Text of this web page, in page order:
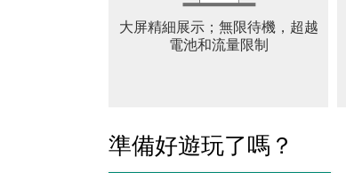
※需網路連線才能遊玩，可能會有網
※請勿長時間持續使用，並請適度休
使用條款:https://support.drmario-
大屏精細展示；無限待機，超越
電池和流量限制
準備好遊玩了嗎？